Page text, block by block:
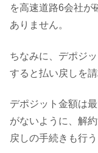
を高速道路6会社が
ありません。
ちなみに、デポジ
すると払い戻しを
デポジット金額は
がないように、解
戻しの手続きも行